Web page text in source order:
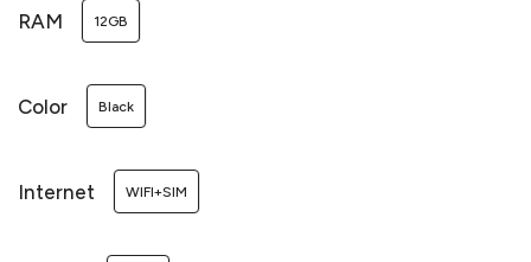
RAM 12GB
Color Black
Internet WIFI+SIM